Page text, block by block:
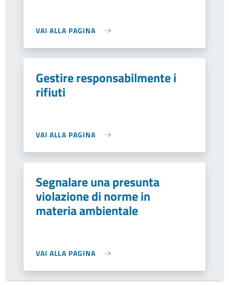
VAI ALLA PAGINA
Gestire responsabilmente i
rifiuti
VAI ALLA PAGINA
Segnalare una presunta
violazione di norme in
materia ambientale
VAI ALLA PAGINA